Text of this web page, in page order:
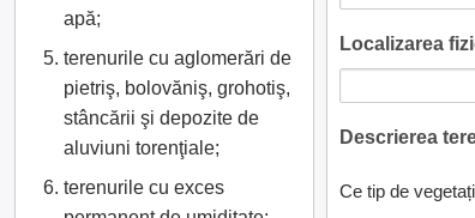
Localizarea
Descrierea
Ce tip de
apă;
terenurile cu aglomerări de
pietriş, bolovăniş, grohotiş,
stâncării şi depozite de
aluviuni torenţiale;
terenurile cu exces